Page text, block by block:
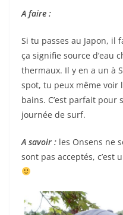
A faire :
Si tu passes au Japon, il
ça signifie source d’eau
thermaux. Il y en a un à
spot, tu peux même voir
bains. C’est parfait pour
journée de surf.
A savoir : les Onsens ne
sont pas acceptés, c’est